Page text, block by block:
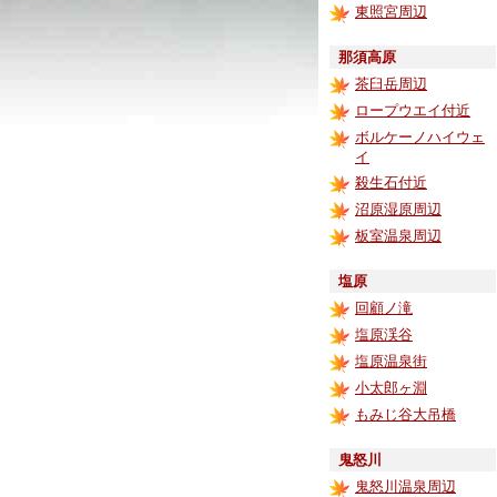
東照宮周辺
那須高原
茶臼岳周辺
ロープウエイ付近
ボルケーノハイウェ
イ
殺生石付近
沼原湿原周辺
板室温泉周辺
塩原
回顧ノ滝
塩原渓谷
塩原温泉街
小太郎ヶ淵
もみじ谷大吊橋
鬼怒川
鬼怒川温泉周辺